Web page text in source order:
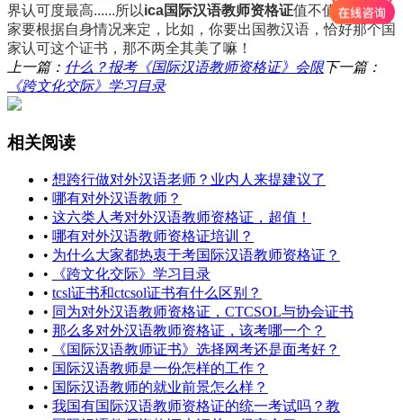
界认可度最高......所以ica国际汉语教师资格证值不值得考，大
家要根据自身情况来定，比如，你要出国教汉语，恰好那个国
家认可这个证书，那不两全其美了嘛！
上一篇： 什么？报考《国际汉语教师资格证》会限下一篇：
《跨文化交际》学习目录
相关阅读
• 想跨行做对外汉语老师？业内人来提建议了
• 哪有对外汉语教师？
• 这六类人考对外汉语教师资格证，超值！
• 哪有对外汉语教师资格证培训？
• 为什么大家都热衷于考国际汉语教师资格证？
•
《跨文化交际》学习目录
• tcsl证书和ctcsol证书有什么区别？
• 同为对外汉语教师资格证，CTCSOL与协会证书
• 那么多对外汉语教师资格证，该考哪一个？
•
《国际汉语教师证书》选择网考还是面考好？
• 国际汉语教师是一份怎样的工作？
• 国际汉语教师的就业前景怎么样？
• 我国有国际汉语教师资格证的统一考试吗？教